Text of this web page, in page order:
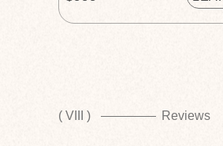
( VIII ) Reviews